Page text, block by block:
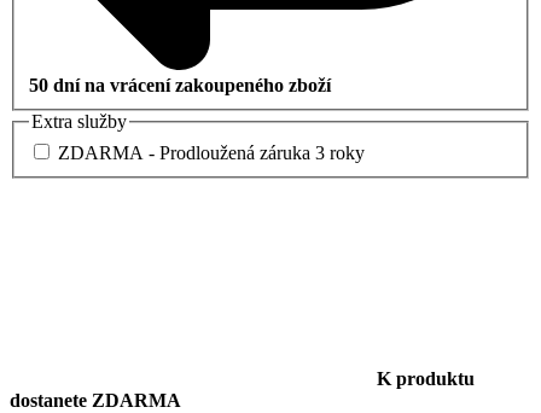
50 dní na vrácení zakoupeného zboží
Extra služby
ZDARMA - Prodloužená záruka 3 roky
K produktu
dostanete ZDARMA